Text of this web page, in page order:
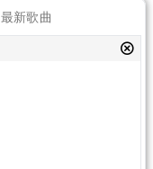
最新歌曲